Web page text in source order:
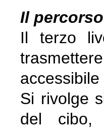
Il
Il terzo
Si rivolge
del cibo,